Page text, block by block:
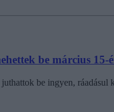
be március 15-
be ingyen,